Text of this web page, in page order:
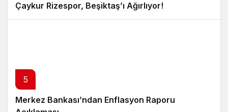
Çaykur Rizespor, Beşiktaş’ı Ağırlıyor!
5
Merkez Bankası’ndan Enflasyon Raporu